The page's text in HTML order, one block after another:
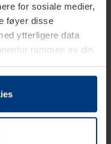
for sosiale medier,
føyer disse
ytterligere data
rammen av din
på din
for drift av
helst endre eller
av